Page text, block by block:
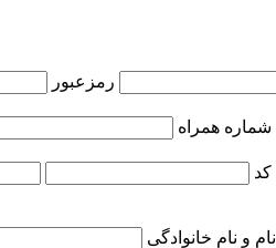
رمزعبور
شماره همراه
کد
نام و نام خانوادگی